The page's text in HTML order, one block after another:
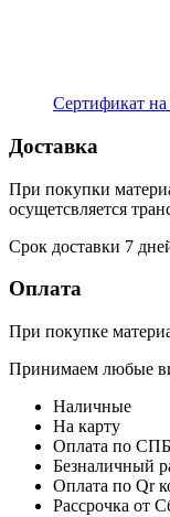
Сертификат
Доставка
При покупки
осущетсвляется
Срок доставки 7
Оплата
При покупке
Принимаем любые
Наличные
На карту
Оплата по СПБ
Безналичный
Оплата по Qr
Рассрочка от